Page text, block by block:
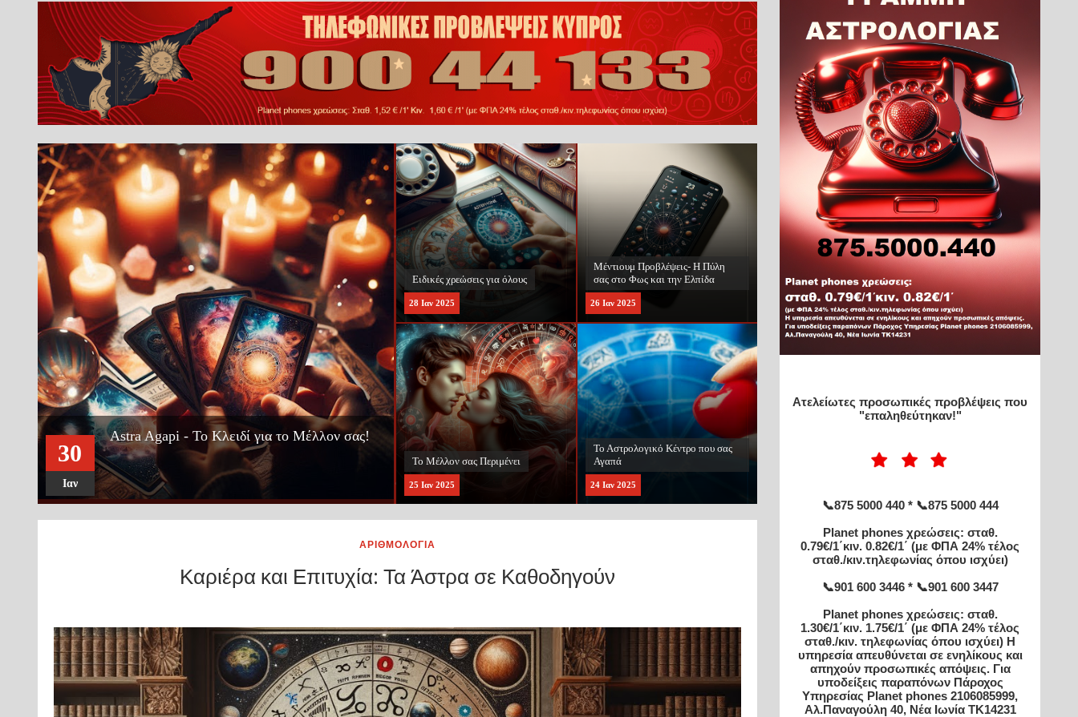
Ειδικές χρεώσεις για όλους
28
Ιαν
Μέντιουμ Προβλέψεις- Η Πύλη
σας στο Φως και την Ελπίδα
26 Ιαν 2025
Το Μέλλον σας Περιμένει
25 Ιαν 2025
Το Αστρολογικό Κέντρο που σας
Αγαπά
24 Ιαν 2025
ΑΞΙΟΠΙΣΤΕΣ ΑΣΤΡΟΛΟΓΙΚΕΣ
ΠΡΟΒΛΕΨΕΙΣ
23 Ιαν 2025
ΑΡΙΘΜΟΛΟΓΙΑ
Καριέρα και Επιτυχία: Τα Άστρα σε Καθοδηγούν
Ατελείωτες προσωπικές προβλέψεις που
"επαληθεύτηκαν!"
📞875 5000 440 * 📞875 5000 444
Planet phones χρεώσεις: σταθ.
0.79€/1΄κιν. 0.82€/1΄ (με ΦΠΑ 24% τέλος
σταθ./κιν.τηλεφωνίας όπου ισχύει)
📞901 600 3446 * 📞901 600 3447
Planet phones χρεώσεις: σταθ.
1.30€/1΄κιν. 1.75€/1΄ (με ΦΠΑ 24% τέλος
σταθ./κιν. τηλεφωνίας όπου ισχύει) Η
υπηρεσία απευθύνεται σε ενηλίκους και
απηχούν προσωπικές απόψεις. Για
υποδείξεις παραπόνων Πάροχος
Υπηρεσίας Planet phones 2106085999,
Αλ.Παναγούλη 40, Νέα Ιωνία TK14231